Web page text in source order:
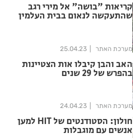
קריאות "בושה" אל מירי רגב
שהתעקשה לנאום בבית העלמין
מערכת האתר 25.04.23
האב והבן קיבלו אות הצטיינות
בהפרש של 29 שנים
מערכת האתר 24.04.23
חולון: הסטודנטים של HIT למען
אנשים עם מוגבלות